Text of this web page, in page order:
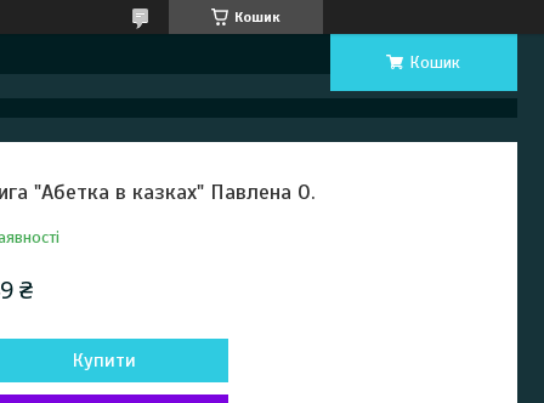
Кошик
Кошик
"Абетка в казках" Павлена О.
₴
Купити